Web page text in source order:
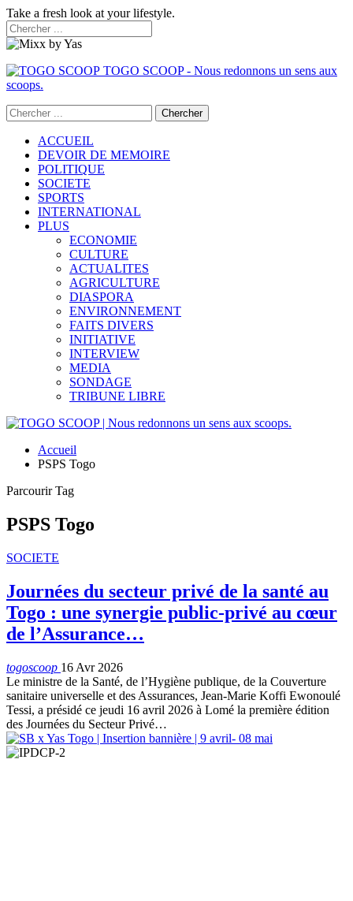
Take a fresh look at your lifestyle.
TOGO SCOOP - Nous redonnons un sens aux
scoops.
ACCUEIL
DEVOIR DE MEMOIRE
POLITIQUE
SOCIETE
SPORTS
INTERNATIONAL
PLUS
ECONOMIE
CULTURE
ACTUALITES
AGRICULTURE
DIASPORA
ENVIRONNEMENT
FAITS DIVERS
INITIATIVE
INTERVIEW
MEDIA
SONDAGE
TRIBUNE LIBRE
Accueil
PSPS Togo
Parcourir Tag
PSPS Togo
SOCIETE
Journées du secteur privé de la santé au
Togo : une synergie public-privé au cœur
de l’Assurance…
togoscoop 16 Avr 2026
Le ministre de la Santé, de l’Hygiène publique, de la Couverture
sanitaire universelle et des Assurances, Jean-Marie Koffi Ewonoulé
Tessi, a présidé ce jeudi 16 avril 2026 à Lomé la première édition
des Journées du Secteur Privé…